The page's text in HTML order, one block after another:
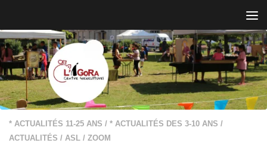
* ACTUALITÉS 11-25 ANS / * ACTUALITÉS DES 3-10 ANS /
ACTUALITÉS / ASL / ZOOM